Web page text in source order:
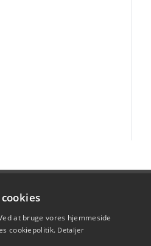
at bruge vores hjemmeside
cookiepolitik. Detaljer